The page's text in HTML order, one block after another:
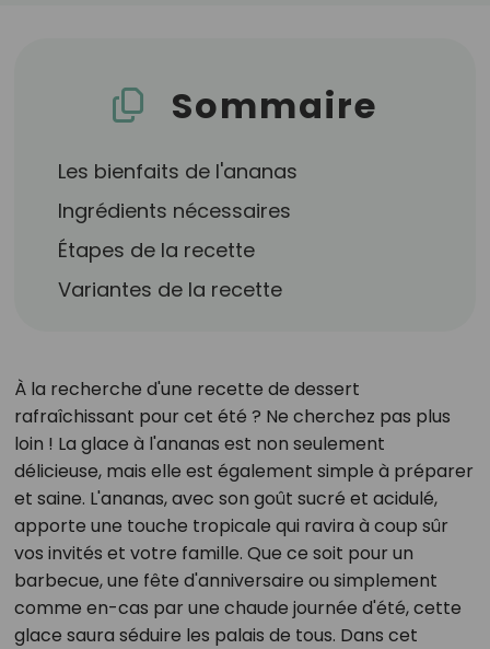
Sommaire
Les bienfaits de l'ananas
Ingrédients nécessaires
Étapes de la recette
Variantes de la recette
À la recherche d'une recette de dessert
rafraîchissant pour cet été ? Ne cherchez pas plus
loin ! La glace à l'ananas est non seulement
délicieuse, mais elle est également simple à préparer
et saine. L'ananas, avec son goût sucré et acidulé,
apporte une touche tropicale qui ravira à coup sûr
vos invités et votre famille. Que ce soit pour un
barbecue, une fête d'anniversaire ou simplement
comme en-cas par une chaude journée d'été, cette
glace saura séduire les palais de tous. Dans cet